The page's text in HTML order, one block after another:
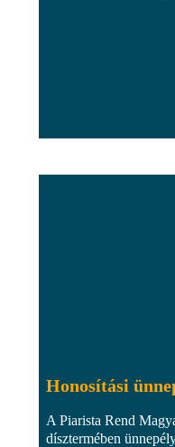
Honosítási
A Piarista Rend
dísztermében